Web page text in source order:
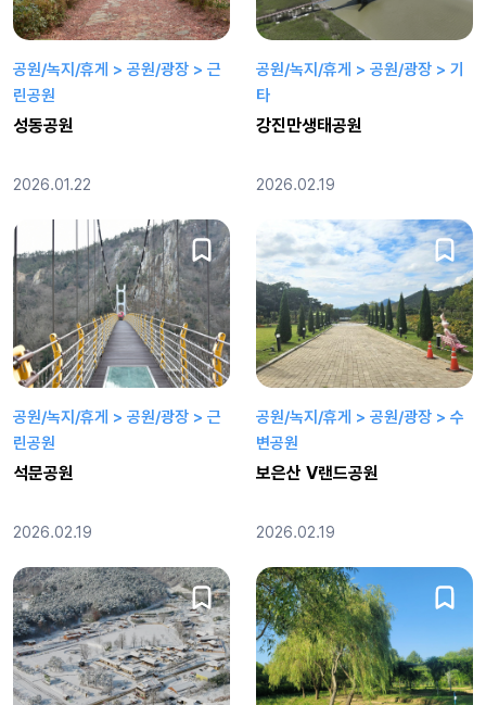
공원/녹지/휴게 > 공원/광장 > 근
린공원
성동공원
2026.01.22
공원/녹지/휴게 > 공원/광장 > 기
타
강진만생태공원
2026.02.19
공원/녹지/휴게 > 공원/광장 > 근
린공원
석문공원
2026.02.19
공원/녹지/휴게 > 공원/광장 > 수
변공원
보은산 V랜드공원
2026.02.19